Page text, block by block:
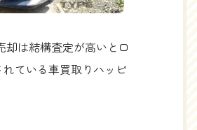
却は結構査定が高いと口
ている車買取りハッピ